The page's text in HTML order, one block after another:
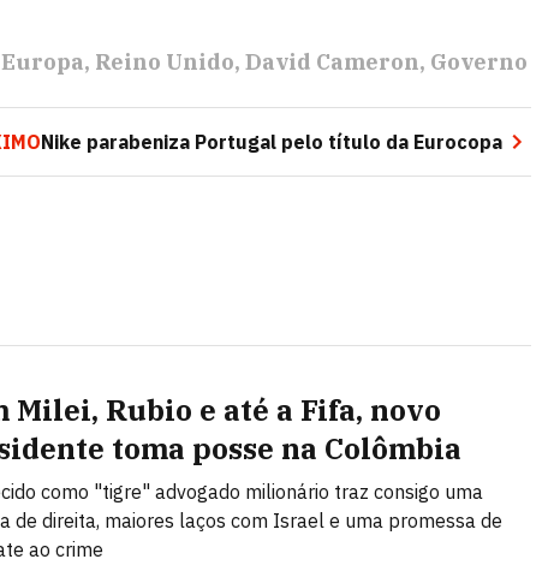
Europa Reino Unido David Cameron Governo
Nike parabeniza Portugal pelo título da Eurocopa
Milei, Rubio e até a Fifa, novo
toma posse na Colômbia
como "tigre" advogado milionário traz consigo uma
de direita, maiores laços com Israel e uma promessa de
ao crime